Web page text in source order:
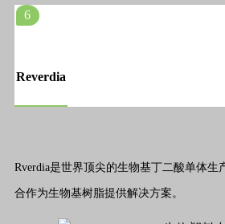
6
Reverdia
Rverdia是世界顶尖的生物基丁二酸单体生
合作为生物基树脂提供解决方案。